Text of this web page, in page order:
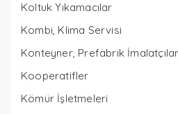
Koltuk Yıkamacılar
Kombi, Klima Servisi
Konteyner, Prefabrik
Kooperatifler
Kömür İşletmeleri